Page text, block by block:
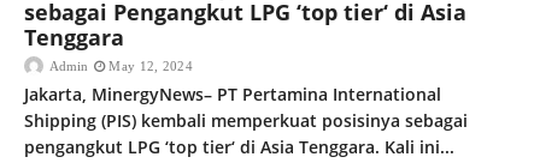
sebagai Pengangkut LPG ‘top tier‘ di Asia
Tenggara
Admin May 12, 2024
Jakarta, MinergyNews– PT Pertamina International
Shipping (PIS) kembali memperkuat posisinya sebagai
pengangkut LPG ‘top tier‘ di Asia Tenggara. Kali ini...